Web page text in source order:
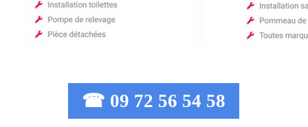
☎ 09 72 56 54 58